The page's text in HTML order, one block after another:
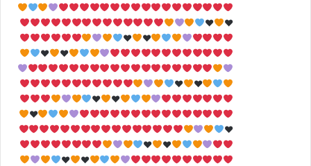
♥
♥
♥
♥
♥
♥
♥
♥
♥
♥
♥
♥
♥
♥
♥
♥